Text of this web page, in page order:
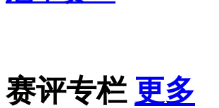
赛评专栏 更多